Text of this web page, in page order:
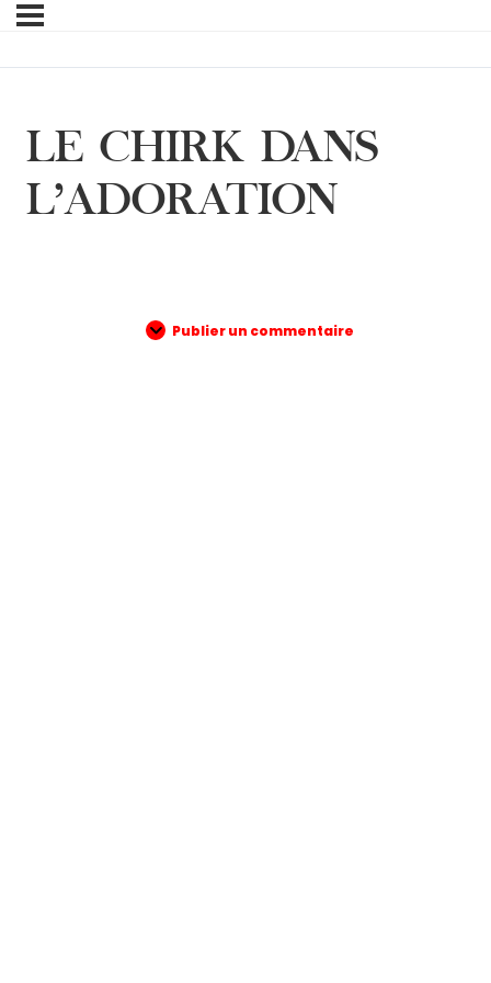
LE CHIRK DANS
L’ADORATION
Publier un commentaire